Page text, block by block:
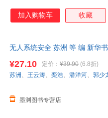
加入购物车 收藏
无人系统安全 苏洲 等 编 新华
¥27.10 定价： ¥39.90 (6.8折)
墨渊图书专营店
苏洲 、 王云涛、 栾浩、 潘洋河、 郭少